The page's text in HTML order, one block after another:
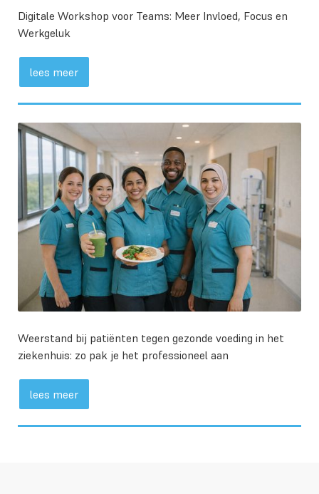
Digitale Workshop voor Teams: Meer Invloed, Focus en
Werkgeluk
lees meer
Weerstand bij patiënten tegen gezonde voeding in het
ziekenhuis: zo pak je het professioneel aan
lees meer